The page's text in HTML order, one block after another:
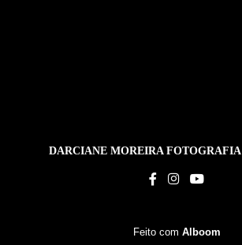
DARCIANE MOREIRA FOTOGRAFIA
Feito com Alboom